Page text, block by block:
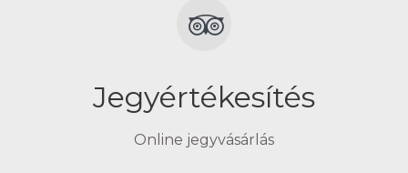
Jegyértékesítés
Online jegyvásárlás